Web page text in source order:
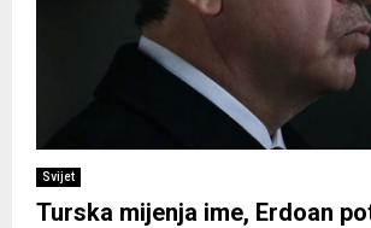
Svijet
Turska mijenja ime, Erdoan